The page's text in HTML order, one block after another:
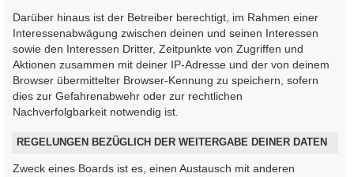
Darüber hinaus ist der Betreiber berechtigt, im Rahmen einer
Interessenabwägung zwischen deinen und seinen Interessen
sowie den Interessen Dritter, Zeitpunkte von Zugriffen und
Aktionen zusammen mit deiner IP-Adresse und der von deinem
Browser übermittelter Browser-Kennung zu speichern, sofern
dies zur Gefahrenabwehr oder zur rechtlichen
Nachverfolgbarkeit notwendig ist.
REGELUNGEN BEZÜGLICH DER WEITERGABE DEINER DATEN
Zweck eines Boards ist es, einen Austausch mit anderen